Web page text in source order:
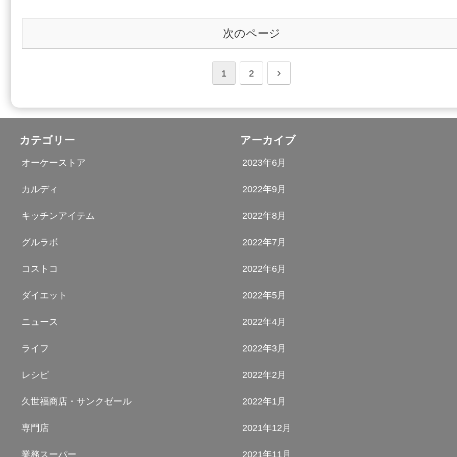
次のページ
1 2
カテゴリー
オーケーストア
カルディ
キッチンアイテム
グルラボ
コストコ
ダイエット
ニュース
ライフ
レシピ
久世福商店・サンクゼール
専門店
業務スーパー
アーカイブ
2023年6月
2022年9月
2022年8月
2022年7月
2022年6月
2022年5月
2022年4月
2022年3月
2022年2月
2022年1月
2021年12月
2021年11月